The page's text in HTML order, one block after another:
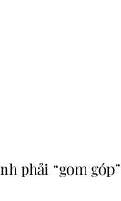
phải “gom góp”